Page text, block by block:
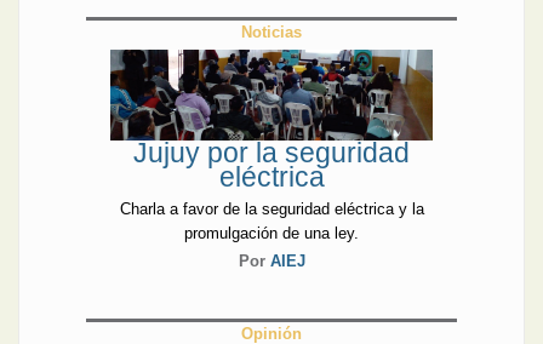
Noticias
Jujuy por la seguridad
eléctrica
Charla a favor de la seguridad eléctrica y la
promulgación de una ley.
Por AIEJ
Opinión